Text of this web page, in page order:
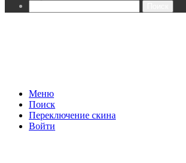
Меню
Поиск
Переключение скина
Войти